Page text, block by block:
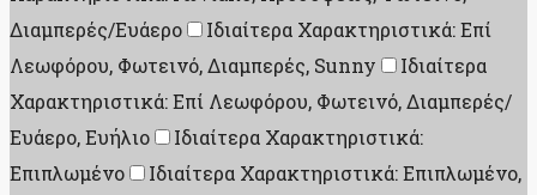
Διαμπερές/Ευάερο
Ιδιαίτερα Χαρακτηριστικά: Επί
Λεωφόρου, Φωτεινό, Διαμπερές, Sunny
Ιδιαίτερα
Χαρακτηριστικά: Επί Λεωφόρου, Φωτεινό, Διαμπερές/
Ευάερο, Ευήλιο
Ιδιαίτερα Χαρακτηριστικά:
Επιπλωμένο
Ιδιαίτερα Χαρακτηριστικά: Επιπλωμένο,